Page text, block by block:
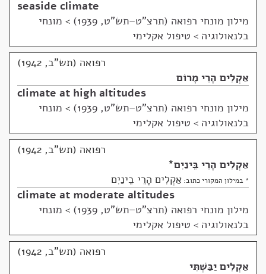
seaside climate
מילון מונחי רפואה (תרצ"ט–תש"ט, 1939)
> מונחי
בלנאולוגיה > טיפול אקלימי
רפואה (תש"ב, 1942)
אַקְלִים הָרֵי מָרוֹם
climate at high altitudes
מילון מונחי רפואה (תרצ"ט–תש"ט, 1939)
> מונחי
בלנאולוגיה > טיפול אקלימי
רפואה (תש"ב, 1942)
אַקְלִים הָרֵי בֵּינַיִם*
* במילון המקורי כתוב: אַקְלִים הָרֵי בֵינַיִם
climate at moderate altitudes
מילון מונחי רפואה (תרצ"ט–תש"ט, 1939)
> מונחי
בלנאולוגיה > טיפול אקלימי
רפואה (תש"ב, 1942)
אַקְלִים יַבַּשְׁתִּי